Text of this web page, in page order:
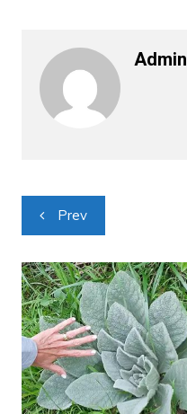
Admin
Navigacija
objava
Prev